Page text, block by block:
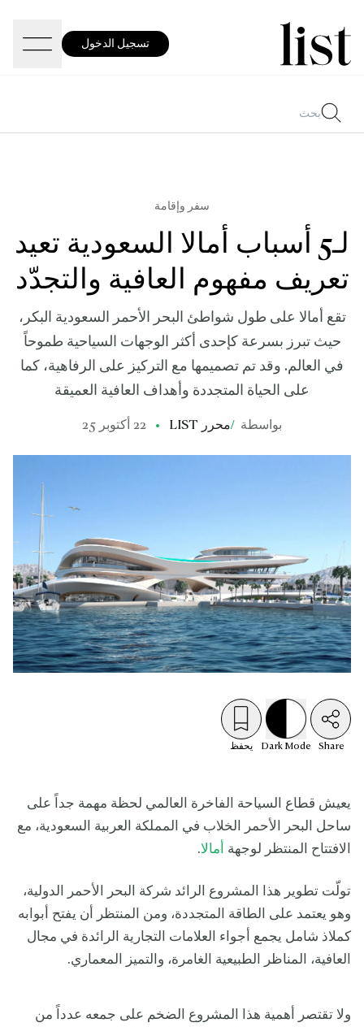
تسجيل الدخول
سفر وإقامة
لـ5 أسباب أمالا السعودية تعيد
تعريف مفهوم العافية والتجدّد
تقع أمالا على طول شواطئ البحر الأحمر السعودية البكر،
حيث تبرز بسرعة كإحدى أكثر الوجهات السياحية طموحاً
في العالم. وقد تم تصميمها مع التركيز على الرفاهية، كما
على الحياة المتجددة وأهداف العافية العميقة
بواسطة /محرر LIST 22 أكتوبر 25
Share
Dark Mode يحفظ
يعيش قطاع السياحة الفاخرة العالمي لحظة مهمة جداً على
ساحل البحر الأحمر الخلاب في المملكة العربية السعودية، مع
الافتتاح المنتظر لوجهة أمالا.
تولّت تطوير هذا المشروع الرائد شركة البحر الأحمر الدولية،
وهو يعتمد على الطاقة المتجددة، ومن المنتظر أن يفتح أبوابه
كملاذ شامل يجمع أجواء العلامات التجارية الرائدة في مجال
العافية، المناظر الطبيعية الغامرة، والتميز المعماري.
ولا تقتصر أهمية هذا المشروع الضخم على جمعه عدداً من